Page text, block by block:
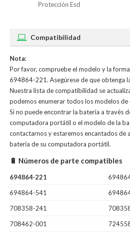
Protección Esd
Compatibilidad
Nota:
Por favor, compruebe el modelo y la
694864-221. Asegúrese de que obtenga
Nuestra lista de compatibilidad se
podemos enumerar todos los modelos
Si no puede encontrar la batería a través
computadora portátil o el modelo de la
contactarnos y estaremos encantados de
batería de su computadora portátil.
🔋 Números de parte compatibles
694864-221
694864-541
708358-241
708462-001